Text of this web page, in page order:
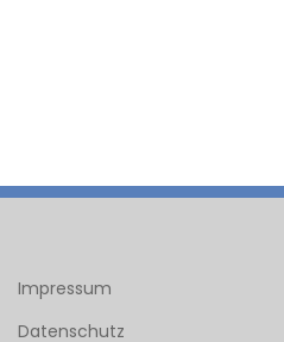
Impressum
Datenschutz